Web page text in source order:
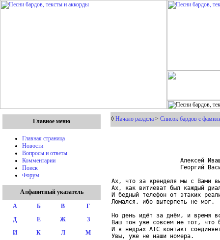
Главное меню
Главная страница
Новости
Вопросы и ответы
Комментарии
Поиск
Форум
Алфавитный указатель
А Б В
Г
Д
Е Ж
З
И
К Л
М
◊ Начало раздела > Список бардов с
Алексей
Георгий
Ах, что за кренделя мы с Вами
Ах, как витиеват был каждый
И бедный телефон от этаких
Ломался, ибо вытерпеть не мог.
Но день идёт за днём, и время
Ваш тон уже совсем не тот, что
И в недрах АТС контакт
Увы, уже не наши номера.